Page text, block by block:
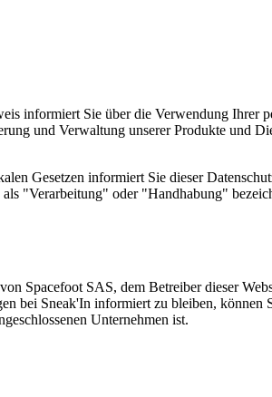
informiert Sie über die Verwendung Ihrer
und Verwaltung unserer Produkte und
Gesetzen informiert Sie dieser
"Verarbeitung" oder "Handhabung"
Spacefoot SAS, dem Betreiber dieser
bei Sneak'In informiert zu bleiben,
Unternehmen ist.